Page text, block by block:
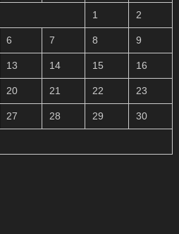
1 2
6 7 8 9
13 14 15 16
20 21 22 23
27 28 29 30